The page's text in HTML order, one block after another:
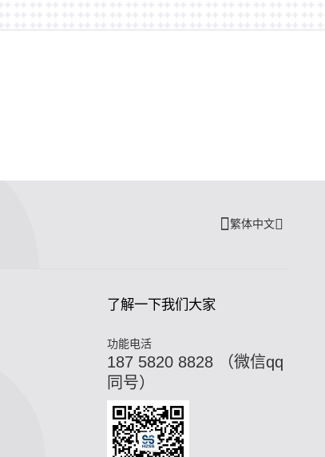
繁体中文
了解一下我们大家
功能电活
187 5820 8828 （微信qq
同号）